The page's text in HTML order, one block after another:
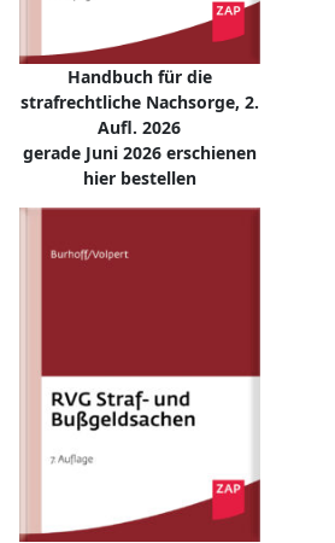
Handbuch für die
strafrechtliche Nachsorge, 2.
Aufl. 2026
gerade Juni 2026 erschienen
hier bestellen